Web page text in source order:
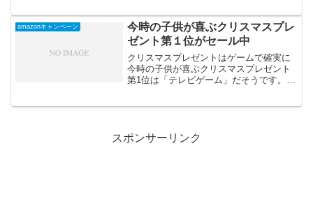
ュージックのカテゴリ内の半額...
amazonキャンペーン
今時の子供が喜ぶクリスマスプレ
ゼント第１位がセール中
クリスマスプレゼントはゲームで確実に
今時の子供が喜ぶクリスマスプレゼント
第1位は「テレビゲーム」だそうです。次
スポンサーリンク